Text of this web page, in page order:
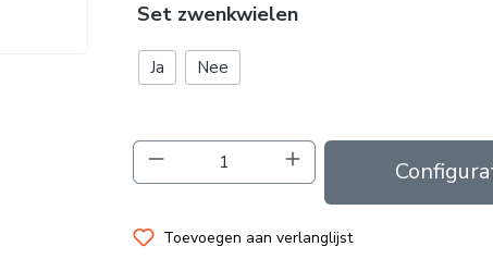
Set zwenkwielen
Ja Nee
Producthoeveelheid: Voer de
In de
Toevoegen aan verlanglijst